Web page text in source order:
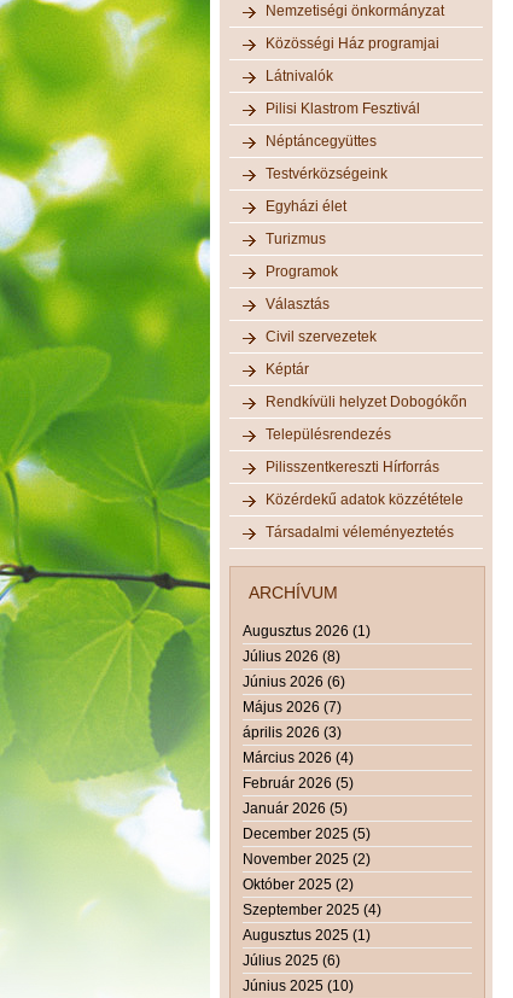
Nemzetiségi önkormányzat
Közösségi Ház programjai
Látnivalók
Pilisi Klastrom Fesztivál
Néptáncegyüttes
Testvérközségeink
Egyházi élet
Turizmus
Programok
Választás
Civil szervezetek
Képtár
Rendkívüli helyzet Dobogókőn
Településrendezés
Pilisszentkereszti Hírforrás
Közérdekű adatok közzététele
Társadalmi véleményeztetés
ARCHÍVUM
Augusztus 2026 (1)
Július 2026 (8)
Június 2026 (6)
Május 2026 (7)
április 2026 (3)
Március 2026 (4)
Február 2026 (5)
Január 2026 (5)
December 2025 (5)
November 2025 (2)
Október 2025 (2)
Szeptember 2025 (4)
Augusztus 2025 (1)
Július 2025 (6)
Június 2025 (10)